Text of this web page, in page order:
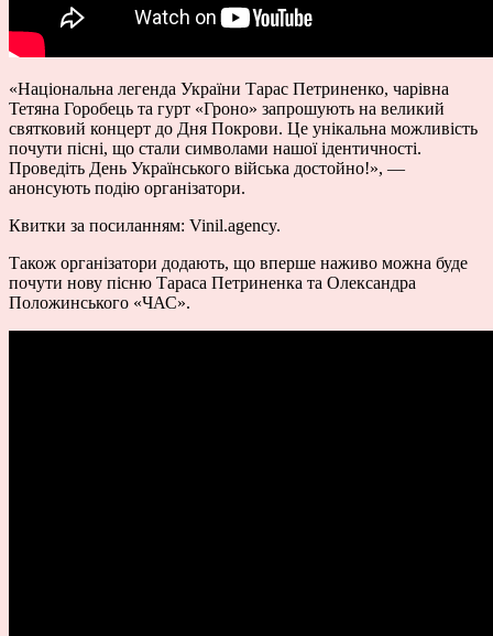
«Національна легенда України Тарас Петриненко, чарівна
Тетяна Горобець та гурт «Гроно» запрошують на великий
святковий концерт до Дня Покрови. Це унікальна можливість
почути пісні, що стали символами нашої ідентичності.
Проведіть День Українського війська достойно!», —
анонсують подію організатори.
Квитки за посиланням: Vinil.agency.
Також організатори додають, що вперше наживо можна буде
почути нову пісню Тараса Петриненка та Олександра
Положинського «ЧАС».